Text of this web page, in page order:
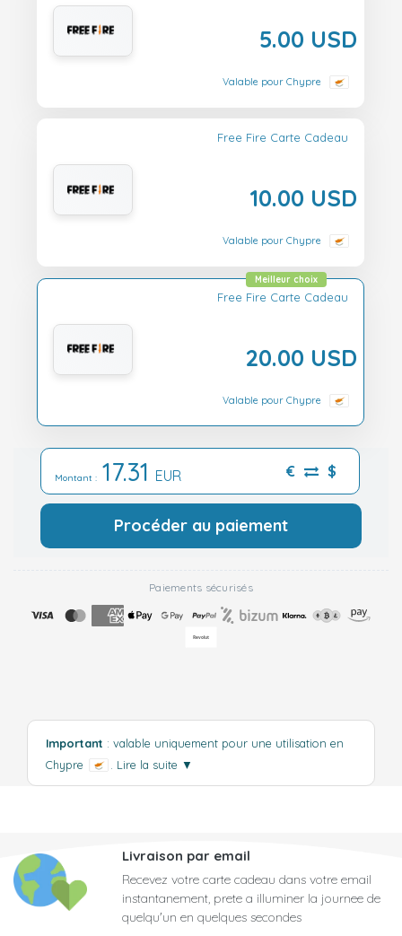
5.00 USD
Valable pour Chypre
Free Fire Carte Cadeau
10.00 USD
Valable pour Chypre
Free Fire Carte Cadeau
20.00 USD
Meilleur choix
Valable pour Chypre
Montant : 17.31 EUR € $
Procéder au paiement
Paiements sécurisés
Important : valable uniquement pour une utilisation en
Chypre
Lire la suite ▼
Livraison par email
Recevez votre carte cadeau dans votre email
instantanement, prete a illuminer la journee de
quelqu'un en quelques secondes